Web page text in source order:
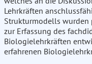
Lehrkräften
Strukturmodells wurden
zur Erfassung des
Biologielehrkräften
erfahrenen